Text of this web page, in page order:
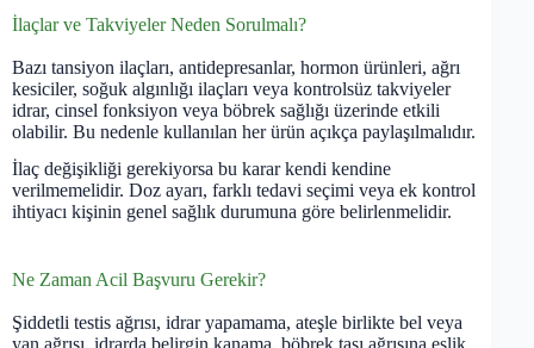
İlaçlar ve Takviyeler Neden Sorulmalı?
Bazı tansiyon ilaçları, antidepresanlar, hormon ürünleri, ağrı
kesiciler, soğuk algınlığı ilaçları veya kontrolsüz takviyeler
idrar, cinsel fonksiyon veya böbrek sağlığı üzerinde etkili
olabilir. Bu nedenle kullanılan her ürün açıkça paylaşılmalıdır.
İlaç değişikliği gerekiyorsa bu karar kendi kendine
verilmemelidir. Doz ayarı, farklı tedavi seçimi veya ek kontrol
ihtiyacı kişinin genel sağlık durumuna göre belirlenmelidir.
Ne Zaman Acil Başvuru Gerekir?
Şiddetli testis ağrısı, idrar yapamama, ateşle birlikte bel veya
yan ağrısı, idrarda belirgin kanama, böbrek taşı ağrısına eşlik